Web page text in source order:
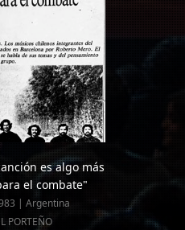
es algo más
el combate"
| Argentina
PORTEÑO